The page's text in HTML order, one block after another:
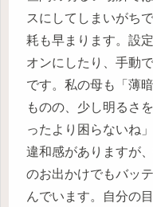
スにしてしまいがち
耗も早まります。設
オンにしたり、手動
です。私の母も「薄
ものの、少し明るさ
ったより困らないね
違和感がありますが
のお出かけでもバッ
んでいます。自分の